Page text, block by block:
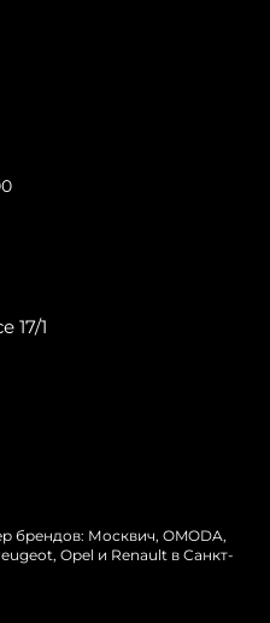
17/1
брендов: Москвич, OMODA,
Opel и Renault в Санкт-